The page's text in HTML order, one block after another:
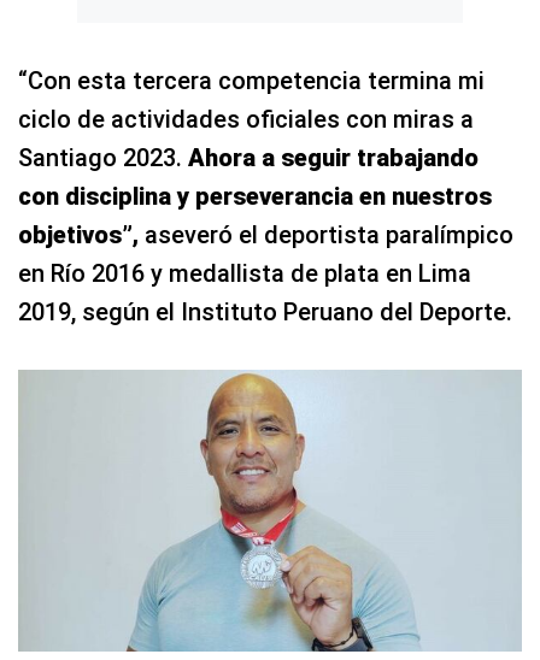
“Con esta tercera competencia termina mi
ciclo de actividades oficiales con miras a
Santiago 2023. Ahora a seguir trabajando
con disciplina y perseverancia en nuestros
objetivos”, aseveró el deportista paralímpico
en Río 2016 y medallista de plata en Lima
2019, según el Instituto Peruano del Deporte.